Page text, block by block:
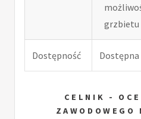
grzbietu
Dostępność Dostępna
CELNIK -
ZAWODOWEGO